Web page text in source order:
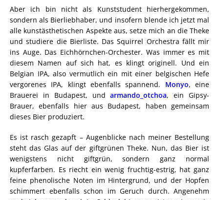
Aber ich bin nicht als Kunststudent hierhergekommen,
sondern als Bierliebhaber, und insofern blende ich jetzt mal
alle kunstästhetischen Aspekte aus, setze mich an die Theke
und studiere die Bierliste. Das Squirrel Orchestra fällt mir
ins Auge. Das Eichhörnchen-Orchester. Was immer es mit
diesem Namen auf sich hat, es klingt originell. Und ein
Belgian IPA, also vermutlich ein mit einer belgischen Hefe
vergorenes IPA, klingt ebenfalls spannend. Monyo, eine
Brauerei in Budapest, undarmando_otchoa, ein Gipsy-
Brauer, ebenfalls hier aus Budapest, haben gemeinsam
dieses Bier produziert.
Es ist rasch gezapft – Augenblicke nach meiner Bestellung
steht das Glas auf der giftgrünen Theke. Nun, das Bier ist
wenigstens nicht giftgrün, sondern ganz normal
kupferfarben. Es riecht ein wenig fruchtig-estrig, hat ganz
feine phenolische Noten im Hintergrund, und der Hopfen
schimmert ebenfalls schon im Geruch durch. Angenehm